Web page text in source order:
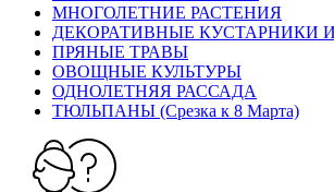
МНОГОЛЕТНИЕ РАСТЕНИЯ
ДЕКОРАТИВНЫЕ КУСТАРНИКИ
ПРЯНЫЕ ТРАВЫ
ОВОЩНЫЕ КУЛЬТУРЫ
ОДНОЛЕТНЯЯ РАССАДА
ТЮЛЬПАНЫ (Срезка к 8 Марта)